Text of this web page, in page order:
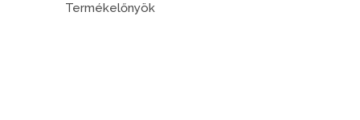
Termékelőnyök